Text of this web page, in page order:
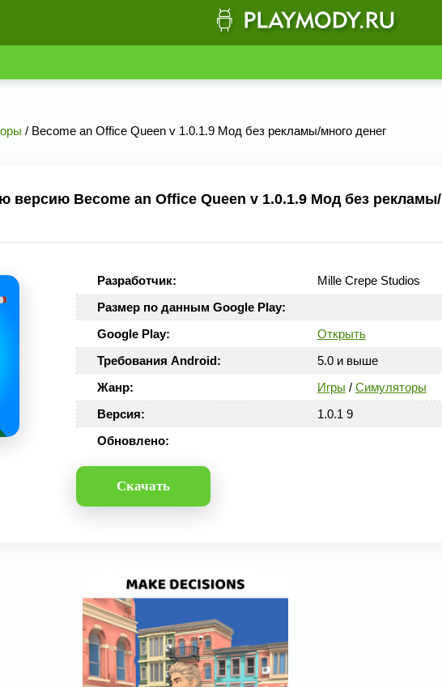
/ Become an Office Queen v 1.0.1.9 Мод без рекламы/много денег
версию Become an Office Queen v 1.0.1.9 Мод без рекламы/
Разработчик:
Mille Crepe Studios
Размер по данным Google Play:
Google Play:
Открыть
Требования Android:
5.0 и выше
Жанр:
Игры / Симуляторы
Версия:
1.0.1 9
Обновлено:
Скачать